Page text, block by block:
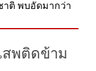
ติ พบอัดมากว่า
สพติดข้าม